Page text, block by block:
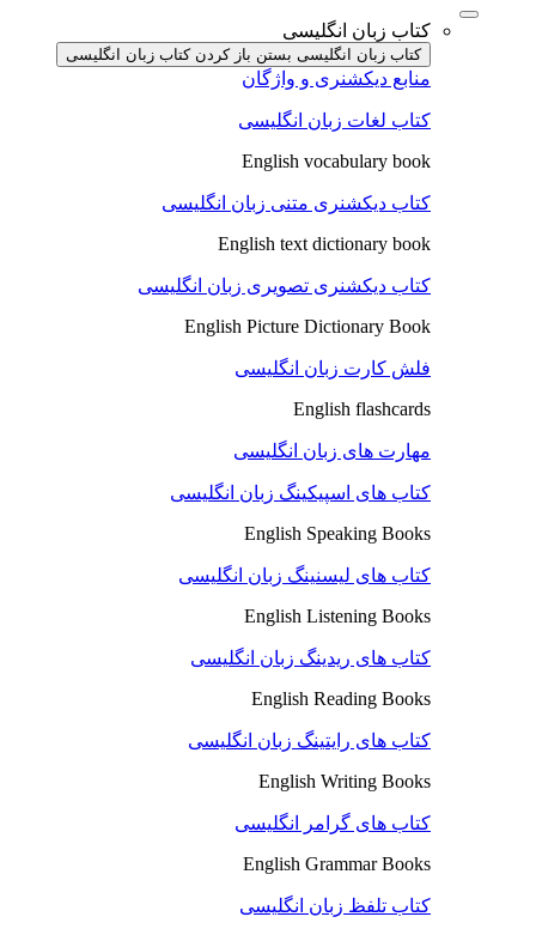
کتاب زبان انگلیسی
کتاب زبان انگلیسی بستن باز کردن کتاب زبان انگلیسی
منابع دیکشنری و واژگان
کتاب لغات زبان انگلیسی
English vocabulary book
کتاب دیکشنری متنی زبان انگلیسی
English text dictionary book
کتاب دیکشنری تصویری زبان انگلیسی
English Picture Dictionary Book
فلش کارت زبان انگلیسی
English flashcards
مهارت های زبان انگلیسی
کتاب های اسپیکینگ زبان انگلیسی
English Speaking Books
کتاب های لیسنینگ زبان انگلیسی
English Listening Books
کتاب های ریدینگ زبان انگلیسی
English Reading Books
کتاب های رایتینگ زبان انگلیسی
English Writing Books
کتاب های گرامر انگلیسی
English Grammar Books
کتاب تلفظ زبان انگلیسی